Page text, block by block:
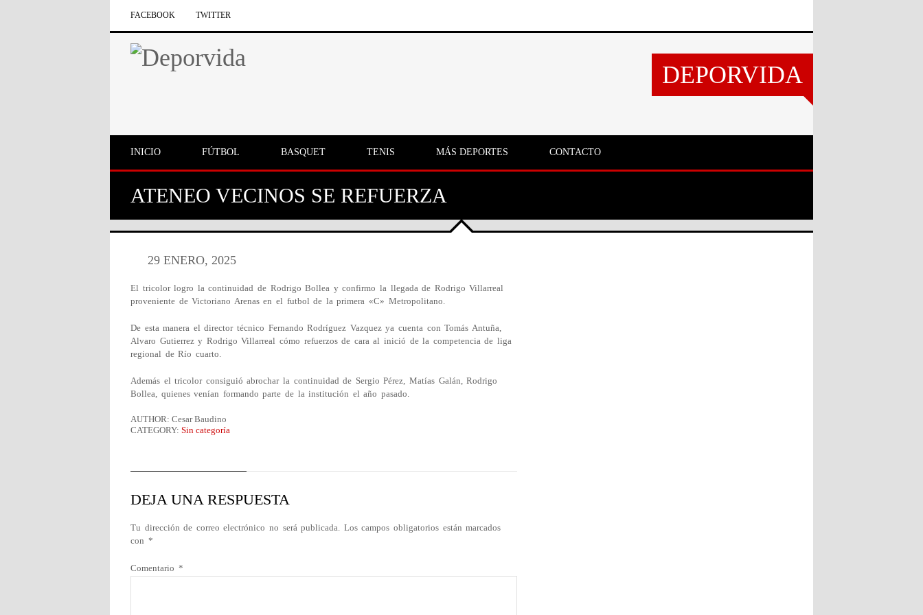
FACEBOOK TWITTER
DEPORVIDA
INICIO FÚTBOL BASQUET TENIS MÁS DEPORTES CONTACTO
ATENEO VECINOS SE REFUERZA
29 ENERO, 2025
El tricolor logro la continuidad de Rodrigo Bollea y confirmo la llegada de Rodrigo Villarreal
proveniente de Victoriano Arenas en el futbol de la primera «C» Metropolitano.
De esta manera el director técnico Fernando Rodríguez Vazquez ya cuenta con Tomás Antuña,
Alvaro Gutierrez y Rodrigo Villarreal cómo refuerzos de cara al inició de la competencia de liga
regional de Río cuarto.
Además el tricolor consiguió abrochar la continuidad de Sergio Pérez, Matías Galán, Rodrigo
Bollea, quienes venían formando parte de la institución el año pasado.
AUTHOR: Cesar Baudino
CATEGORY: Sin categoría
DEJA UNA RESPUESTA
Tu dirección de correo electrónico no será publicada. Los campos obligatorios están marcados
con *
Comentario *